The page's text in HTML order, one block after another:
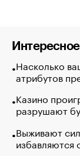
Насколько
атрибутов
Казино
разрушают
Выживают
избавляются